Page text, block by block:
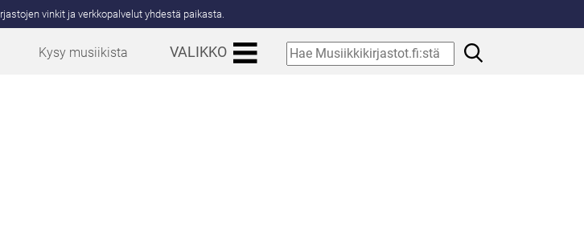
vinkit ja verkkopalvelut yhdestä paikasta.
Kysy musiikista VALIKKO Hae